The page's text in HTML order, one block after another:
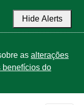
Hide Alerts
as alterações
benefícios do